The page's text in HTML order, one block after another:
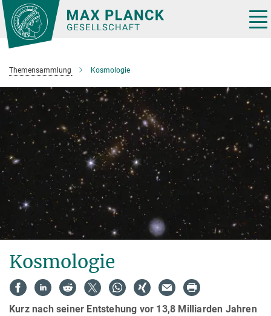
Hauptinhalt
Themensammlung Kosmologie
Kosmologie
Kurz nach seiner Entstehung vor 13,8 Milliarden Jahren